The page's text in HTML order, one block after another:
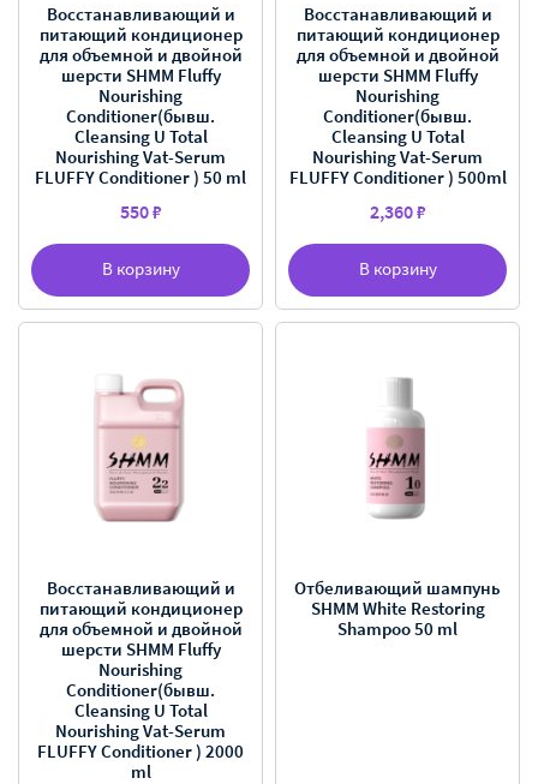
В корзину
Восстанавливающий и
питающий кондиционер
для объемной и двойной
шерсти SHMM Fluffy
Nourishing
Conditioner(бывш.
Cleansing U Total
Nourishing Vat-Serum
FLUFFY Conditioner ) 50 ml
550 ₽
В корзину
Восстанавливающий и
питающий кондиционер
для объемной и двойной
шерсти SHMM Fluffy
Nourishing
Conditioner(бывш.
Cleansing U Total
Nourishing Vat-Serum
FLUFFY Conditioner ) 500ml
2,360 ₽
Восстанавливающий и
питающий кондиционер
для объемной и двойной
шерсти SHMM Fluffy
Nourishing
Conditioner(бывш.
Cleansing U Total
Nourishing Vat-Serum
FLUFFY Conditioner ) 2000
ml
Отбеливающий шампунь
SHMM White Restoring
Shampoo 50 ml